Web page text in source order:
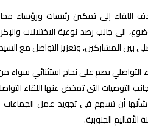
اللقاء إلى تمكين رئيسات ورؤساء
الى جانب رصد نوعية الاختلالات
بين المشاركين، وتعزيز التواصل مع
التواصلي بصم على نجاح استثنائي سواء
التوصيات التي تمخض عنها اللقاء
أن تسهم في تجويد عمل الجماعات
الأقاليم الجنوبية.